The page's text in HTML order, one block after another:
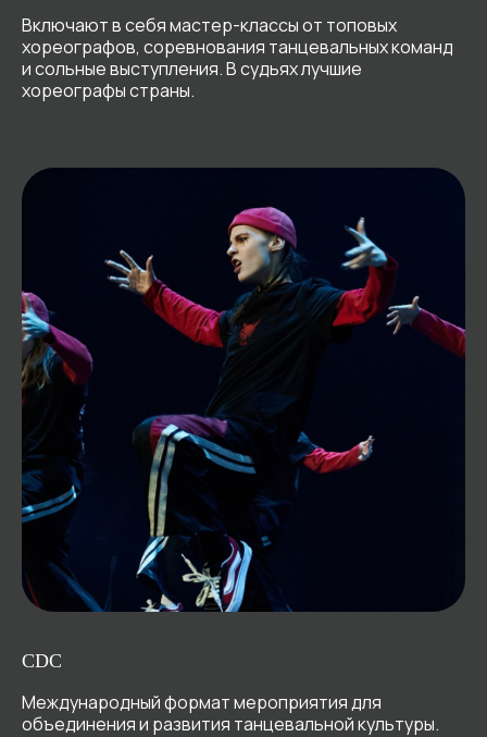
Включают в себя мастер-классы от топовых
хореографов, соревнования танцевальных команд
и сольные выступления. В судьях лучшие
хореографы страны.
CDC
Международный формат мероприятия для
объединения и развития танцевальной культуры.